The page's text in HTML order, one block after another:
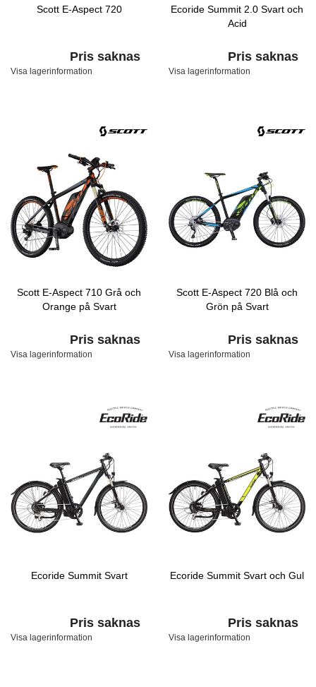
Scott E-Aspect 720
Pris saknas
Visa lagerinformation
Ecoride Summit 2.0 Svart och
Acid
Pris saknas
Visa lagerinformation
Scott E-Aspect 710 Grå och
Orange på Svart
Pris saknas
Visa lagerinformation
Scott E-Aspect 720 Blå och
Grön på Svart
Pris saknas
Visa lagerinformation
Ecoride Summit Svart
Pris saknas
Visa lagerinformation
Ecoride Summit Svart och Gul
Pris saknas
Visa lagerinformation